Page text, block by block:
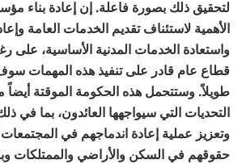
لتحقيق ذلك بصورة فاعلة. إن إعادة بناء
الأهمية لاستئناف تقديم الخدمات العامة
واستعادة الخدمات المدنية الأساسية، على
قطاع عام قادر على تنفيذ هذه المهمات
طويلاً. وستتحمل هذه الحكومة الموقتة أيضاً
التحديات التي سيواجهها العائدون، بما في
وتعزيز عملية إعادة اندماجهم في المجتمعات
حقوقهم في السكن والأراضي والممتلكات